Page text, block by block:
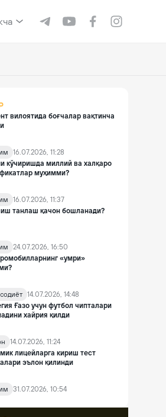
вилоятида боғчалар вақтинча
16.07.2026, 11:28
кўчиришда миллий ва халқаро
муҳимми?
16.07.2026, 11:37
танлаш қачон бошланади?
24.07.2026, 16:50
«умри»
14.07.2026, 14:48
Ғазо учун футбол чипталари
хайрия қилди
14.07.2026, 11:24
лицейларга кириш тест
эълон қилинди
31.07.2026, 10:54